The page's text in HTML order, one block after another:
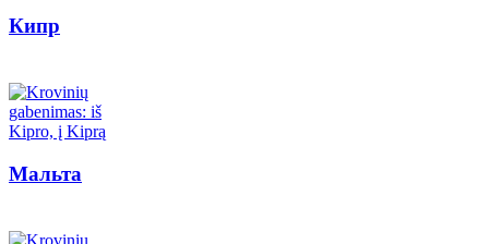
Кипр
Мальта